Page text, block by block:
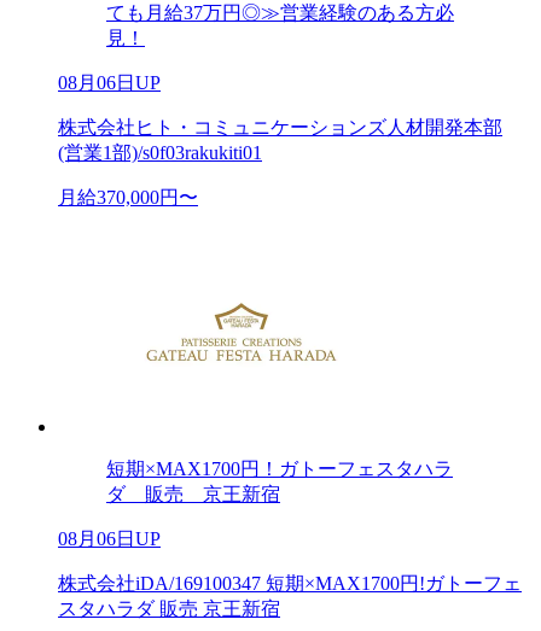
ても月給37万円◎≫営業経験のある方必
見！
08月06日UP
株式会社ヒト・コミュニケーションズ人材開発本部
(営業1部)/s0f03rakukiti01
月給370,000円〜
短期×MAX1700円！ガトーフェスタハラ
ダ 販売 京王新宿
08月06日UP
株式会社iDA/169100347 短期×MAX1700円!ガトーフェ
スタハラダ 販売 京王新宿